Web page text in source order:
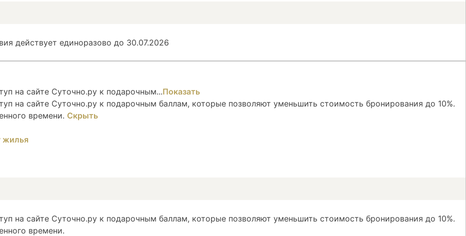
действует единоразово до 30.07.2026
на сайте Суточно.ру к подарочным...Показать
на сайте Суточно.ру к подарочным баллам, которые позволяют уменьшить стоимость бронирования до 10%.
времени. Скрыть
на сайте Суточно.ру к подарочным баллам, которые позволяют уменьшить стоимость бронирования до 10%.
времени.